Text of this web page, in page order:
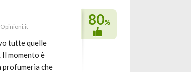
Opinioni.it
tutte quelle
momento è
profumeria che
80%